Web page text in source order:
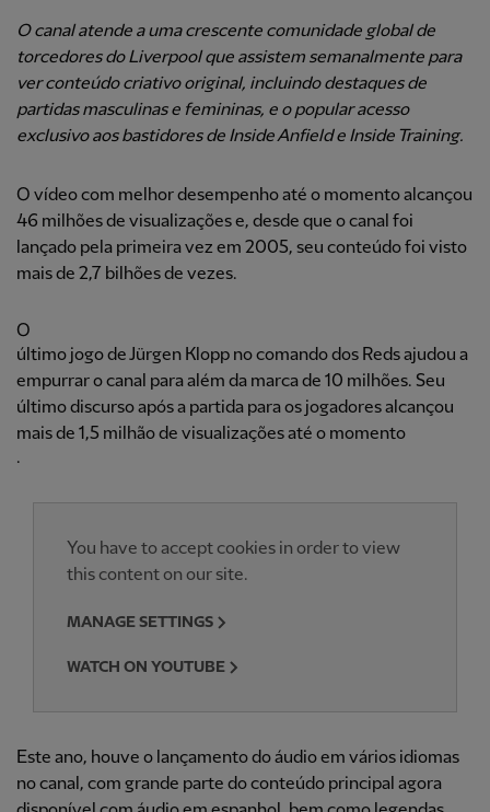
O canal atende a uma crescente comunidade global de
torcedores do Liverpool que assistem semanalmente para
ver conteúdo criativo original, incluindo destaques de
partidas masculinas e femininas, e o popular acesso
exclusivo aos bastidores de Inside Anfield e Inside Training.
O vídeo com melhor desempenho até o momento alcançou
46 milhões de visualizações e, desde que o canal foi
lançado pela primeira vez em 2005, seu conteúdo foi visto
mais de 2,7 bilhões de vezes.
O
último jogo de Jürgen Klopp no comando dos Reds ajudou a
empurrar o canal para além da marca de 10 milhões. Seu
último discurso após a partida para os jogadores alcançou
mais de 1,5 milhão de visualizações até o momento
.
You have to accept cookies in order to view
this content on our site.
MANAGE SETTINGS
WATCH ON YOUTUBE
Este ano, houve o lançamento do áudio em vários idiomas
no canal, com grande parte do conteúdo principal agora